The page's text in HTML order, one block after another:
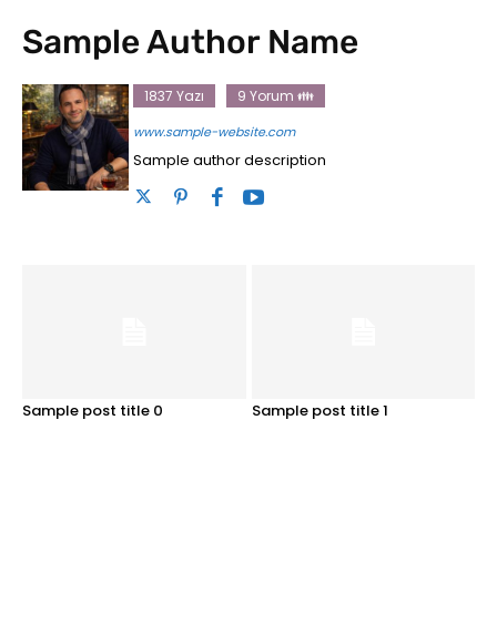
Sample Author Name
1837 Yazı 9 Yorum 👪
www.sample-website.com
Sample author description
Sample post title 0 Sample post title 1